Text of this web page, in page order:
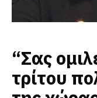
“Σας
τρίτου